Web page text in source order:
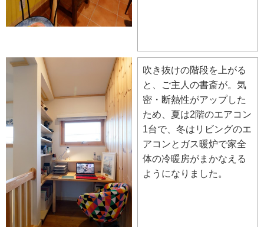
吹き抜けの階段を上がる
と、ご主人の書斎が。気
密・断熱性がアップした
ため、夏は2階のエアコン
1台で、冬はリビングのエ
アコンとガス暖炉で家全
体の冷暖房がまかなえる
ようになりました。